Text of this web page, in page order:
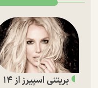
بریتنی اسپیرز از ۱۴